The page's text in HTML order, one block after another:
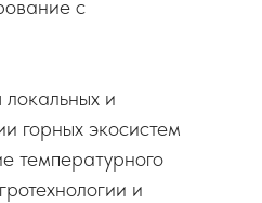
с
и
горных экосистем
температурного
и